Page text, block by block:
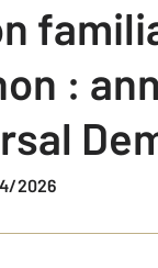
:​
2026